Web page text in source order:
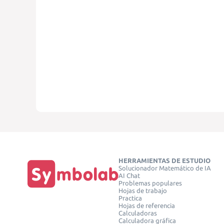
HERRAMIENTAS DE ESTUDIO
Solucionador Matemático de IA
AI Chat
Problemas populares
Hojas de trabajo
Practica
Hojas de referencia
Calculadoras
Calculadora gráfica